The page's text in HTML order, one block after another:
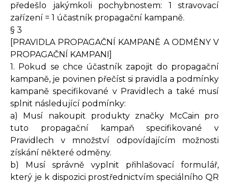
předešlo jakýmkoli pochybnostem: 1 stravovací
zařízení = 1 účastník propagační kampaně.
§ 3
[PRAVIDLA PROPAGAČNÍ KAMPANĚ A ODMĚNY V
PROPAGAČNÍ KAMPANI]
1. Pokud se chce účastník zapojit do propagační
kampaně, je povinen přečíst si pravidla a podmínky
kampaně specifikované v Pravidlech a také musí
splnit následující podmínky:
a) Musí nakoupit produkty značky McCain pro
tuto propagační kampaň specifikované v
Pravidlech v množství odpovídajícím možnosti
získání některé odměny.
b) Musí správně vyplnit přihlašovací formulář,
který je k dispozici prostřednictvím speciálního QR